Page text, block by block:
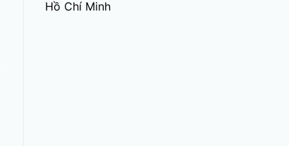
Hồ Chí Minh